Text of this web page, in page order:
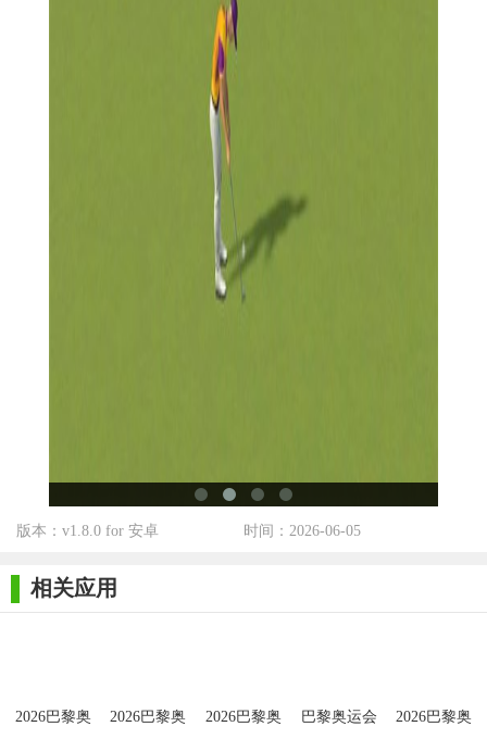
2. 勤加练习：通过不断地练习和模拟比赛，提高自己的操作
技能和反应速度，为正式比赛做好准备。
3. 合理分配资源：在建设和升级场馆时，要合理分配资源，
确保各项设施都能得到均衡发展。
4. 关注赛事动态：及时关注游戏内的赛事动态和更新信息，
以便更好地安排自己的游戏时间和策略。
5. 保持冷静：在比赛中保持冷静和专注，避免因情绪波动而
和挑战性。同时，游戏还注重社交互动和实时排行榜的设置，让
玩家能够与其他玩家一较高下，共同享受体育竞技的乐趣。总体
来说，《巴黎奥运会2026》是一款值得一试的体育模拟游戏。
版本：v1.8.0 for 安卓 时间：2026-06-05
相关应用
2026巴黎奥
2026巴黎奥
2026巴黎奥
巴黎奥运会
2026巴黎奥